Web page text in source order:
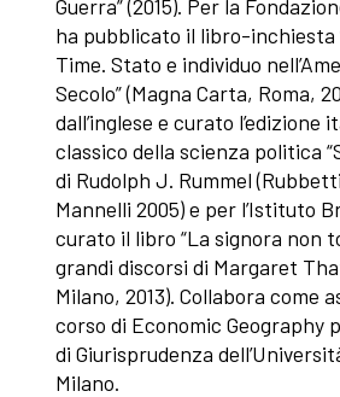
Guerra” (2015). Per la
ha pubblicato il libro-inchiesta
Time. Stato e individuo
Secolo” (Magna Carta, Roma,
dall’inglese e curato l’edizione
classico della scienza politica
di Rudolph J. Rummel
Mannelli 2005) e per l’Istituto
curato il libro “La signora non
grandi discorsi di Margaret
Milano, 2013). Collabora come
corso di Economic Geography
di Giurisprudenza
Milano.